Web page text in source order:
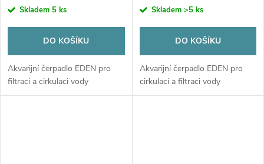
Skladem 5 ks
DO KOŠÍKU
Akvarijní čerpadlo EDEN pro
filtraci a cirkulaci vody
Skladem >5 ks
DO KOŠÍKU
Akvarijní čerpadlo EDEN pro
cirkulaci a filtraci vody